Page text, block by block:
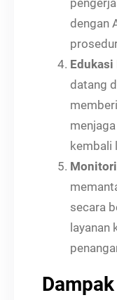
dengan
Edukasi
datang
kembali
secara